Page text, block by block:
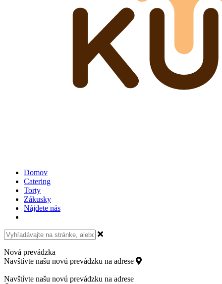
Domov
Catering
Torty
Zákusky
Nájdete nás
Nová prevádzka
Navštívte našu novú prevádzku na adrese
Navštívte našu novú prevádzku na adrese